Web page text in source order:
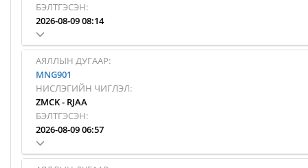
БЭЛТГЭСЭН:
2026-08-09 08:14
АЯЛЛЫН ДУГААР:
MNG901
НИСЛЭГИЙН ЧИГЛЭЛ:
ZMCK- RJAA
БЭЛТГЭСЭН:
2026-08-09 06:57